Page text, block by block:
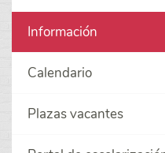
Información
Calendario
Plazas vacantes